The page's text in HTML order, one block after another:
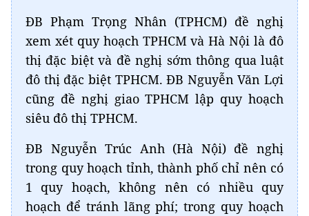
ĐB Phạm Trọng Nhân (TPHCM) đề nghị
xem xét quy hoạch TPHCM và Hà Nội là đô
thị đặc biệt và đề nghị sớm thông qua luật
đô thị đặc biệt TPHCM. ĐB Nguyễn Văn Lợi
cũng đề nghị giao TPHCM lập quy hoạch
siêu đô thị TPHCM.
ĐB Nguyễn Trúc Anh (Hà Nội) đề nghị
trong quy hoạch tỉnh, thành phố chỉ nên có
1 quy hoạch, không nên có nhiều quy
hoạch để tránh lãng phí; trong quy hoạch